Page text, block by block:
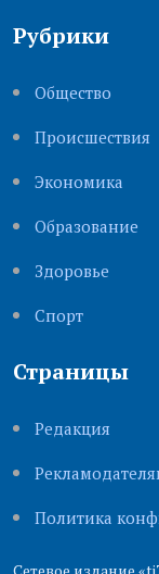
Рубрики
Общество
Происшествия
Экономика
Образование
Здоровье
Cпорт
Страницы
Редакция
Политика